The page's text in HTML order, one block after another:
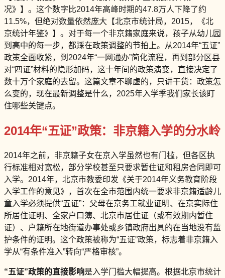
况》】。这个数字比2014年高峰时期的47.8万人下降了约
11.5%，但绝对数量依然庞大【北京市统计局，2015，《北
京统计年鉴》】。对于每一个非京籍家庭来说，孩子从幼儿园
到高中的每一步，都踩在政策调整的节拍上。从2014年“五证”
政策全面收紧，到2024年“一网通办”简化流程，再到部分区县
对“四证”材料的隐形加码，这十年间的政策演变，直接决定了
数十万个家庭的去留。这篇文章不聊虚的，只讲干货：政策怎
么变的，现在最新调整是什么，2025年入学季我们家长该盯
住哪些关键点。
2014年“五证”政策：非京籍入学的分水岭
2014年之前，非京籍子女在京入学虽然也有门槛，但各区执
行标准相对宽松，部分学校甚至只要求暂住证和租房合同即可
入学。2014年，北京市教委印发《关于2014年义务教育阶段
入学工作的意见》，首次在全市范围内统一要求非京籍适龄儿
童入学必须提供“五证”：父母在京务工就业证明、在京实际住
所居住证明、全家户口簿、北京市居住证（或有效期内暂住
证）、户籍所在地街道办事处或乡镇政府出具的在当地没有监
护条件的证明。这个政策被称为“五证”政策，标志着非京籍入
学从“有条件准入”转向“严格审核”。
“五证”政策的直接影响是入学门槛大幅提高。根据北京市统计